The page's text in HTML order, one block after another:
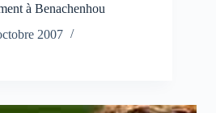
à Benachenhou
2007